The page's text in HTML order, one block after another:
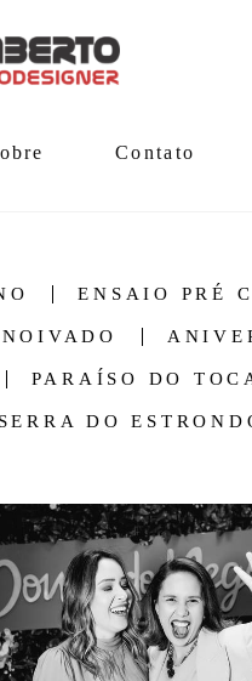
Contato
ENSAIO PRÉ
NOIVADO
PARAÍSO DO
SERRA DO